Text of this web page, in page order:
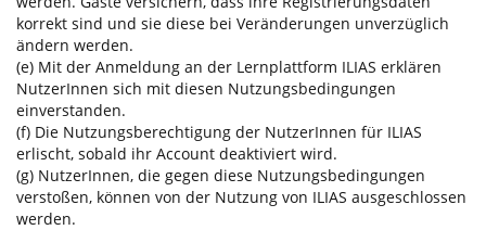
korrekt sind und sie diese bei Veränderungen unverzüglich
ändern werden.
(e) Mit der Anmeldung an der Lernplattform ILIAS erklären
NutzerInnen sich mit diesen Nutzungsbedingungen
einverstanden.
(f) Die Nutzungsberechtigung der NutzerInnen für ILIAS
erlischt, sobald ihr Account deaktiviert wird.
(g) NutzerInnen, die gegen diese Nutzungsbedingungen
verstoßen, können von der Nutzung von ILIAS ausgeschlossen
werden.